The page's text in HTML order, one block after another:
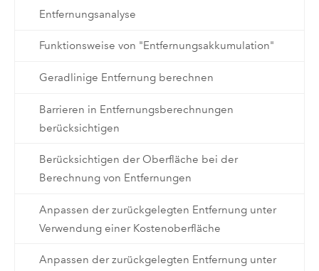
Entfernungsanalyse
Funktionsweise von "Entfernungsakkumulation"
Geradlinige Entfernung berechnen
Barrieren in Entfernungsberechnungen
berücksichtigen
Berücksichtigen der Oberfläche bei der
Berechnung von Entfernungen
Anpassen der zurückgelegten Entfernung unter
Verwendung einer Kostenoberfläche
Anpassen der zurückgelegten Entfernung unter